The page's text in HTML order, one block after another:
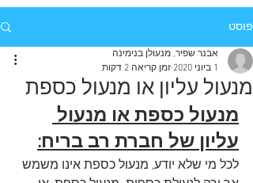
פוסט
מנעול עליון או מנעול כספת
אבנר שפיר, מנעולן בנימינה
1 ביוני 2020
זמן קריאה 2 דקות
מנעול כספת או מנעול
עליון של חברת רב בריח:
לכל מי שלא יודע, מנעול כספת אינו משמש